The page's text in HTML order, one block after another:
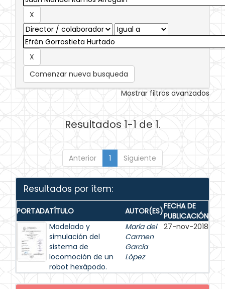
Comenzar nueva busqueda
Mostrar filtros avanzados
Resultados 1-1 de 1.
Anterior 1 Siguiente
Resultados por ítem:
PORTADATÍTULO AUTOR(ES)FECHA DE
PUBLICACIÓN
Modelado y
simulación del
sistema de
locomoción de un
robot hexápodo.
María del
Carmen
García
López
27-nov-2018